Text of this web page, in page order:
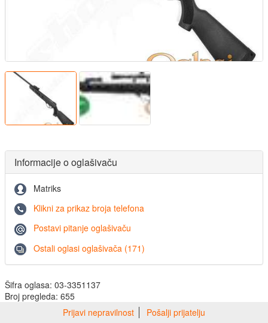
Informacije o oglašivaču
Matriks
Klikni za prikaz broja telefona
Postavi pitanje oglašivaču
Ostali oglasi oglašivača (171)
Šifra oglasa: 03-3351137
Broj pregleda: 655
Prijavi nepravilnost
Pošalji prijatelju